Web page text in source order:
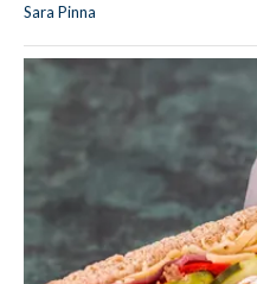
Sara Pinna